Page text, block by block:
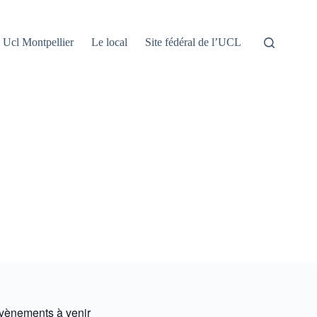
Ucl Montpellier Le local Site fédéral de l’UCL
à venir